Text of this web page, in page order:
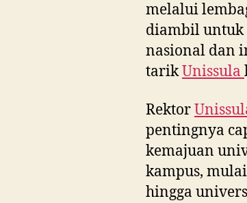
melalui
diambil untuk
nasional dan
tarikUnissula
Rektor
pentingnya
kemajuan
kampus,
hingga